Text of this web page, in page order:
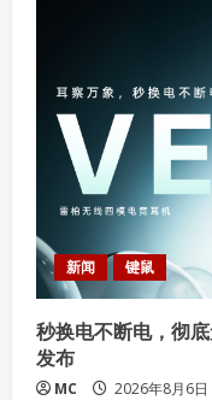
i
n
g
新闻 键鼠
秒换电不断电，彻
发布
MC 2026年8月6日